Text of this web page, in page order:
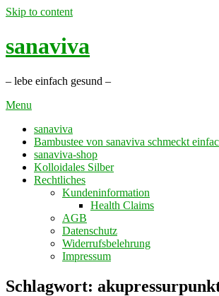
Skip to content
sanaviva
– lebe einfach gesund –
Menu
sanaviva
Bambustee von sanaviva schmeckt
sanaviva-shop
Kolloidales Silber
Rechtliches
Kundeninformation
Health Claims
AGB
Datenschutz
Widerrufsbelehrung
Impressum
Schlagwort: